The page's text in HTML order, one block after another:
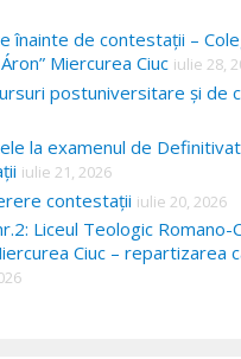
înainte de contestații –
Miercurea Ciuc iulie 28,
postuniversitare și de
la examenul de
iulie 21, 2026
contestații iulie 20, 2026
Liceul Teologic Romano-
Ciuc – repartizarea